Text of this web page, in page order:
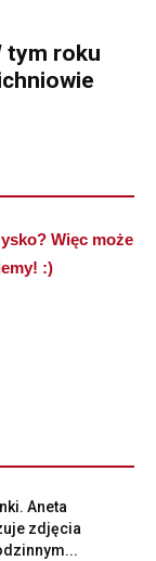
tym roku
Więc może
:)
Aneta
zdjęcia